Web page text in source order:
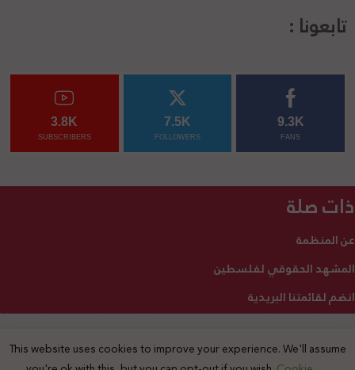
تابعونا :
9.3K
FANS
7.5K
FOLLOWERS
3.8K
SUBSCRIBERS
ذات صلة
عن المنظمة
المشهد الحقوقي لفلسطين
انضم لقائمتنا البريدية
2025 © جميع الحقوق محفوظة
This website uses cookies to improve your experience. We'll assume